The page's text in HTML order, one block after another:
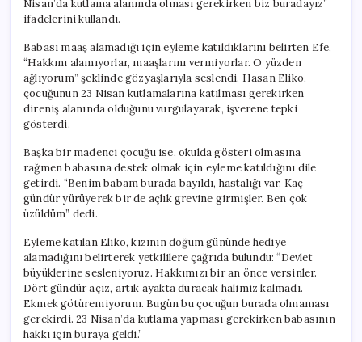
Nisan’da kutlama alanında olması gerekirken biz buradayız”
ifadelerini kullandı.
Babası maaş alamadığı için eyleme katıldıklarını belirten Efe,
“Hakkını alamıyorlar, maaşlarını vermiyorlar. O yüzden
ağlıyorum” şeklinde gözyaşlarıyla seslendi. Hasan Eliko,
çocuğunun 23 Nisan kutlamalarına katılması gerekirken
direniş alanında olduğunu vurgulayarak, işverene tepki
gösterdi.
Başka bir madenci çocuğu ise, okulda gösteri olmasına
rağmen babasına destek olmak için eyleme katıldığını dile
getirdi. “Benim babam burada bayıldı, hastalığı var. Kaç
gündür yürüyerek bir de açlık grevine girmişler. Ben çok
üzüldüm” dedi.
Eyleme katılan Eliko, kızının doğum gününde hediye
alamadığını belirterek yetkililere çağrıda bulundu: “Devlet
büyüklerine sesleniyoruz. Hakkımızı bir an önce versinler.
Dört gündür açız, artık ayakta duracak halimiz kalmadı.
Ekmek götüremiyorum. Bugün bu çocuğun burada olmaması
gerekirdi. 23 Nisan’da kutlama yapması gerekirken babasının
hakkı için buraya geldi.”